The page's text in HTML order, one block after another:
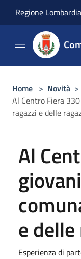
Regione Lombardia
Home > Novità >
Al Centro Fiera
ragazzi e delle
Al
e
Esperienza di